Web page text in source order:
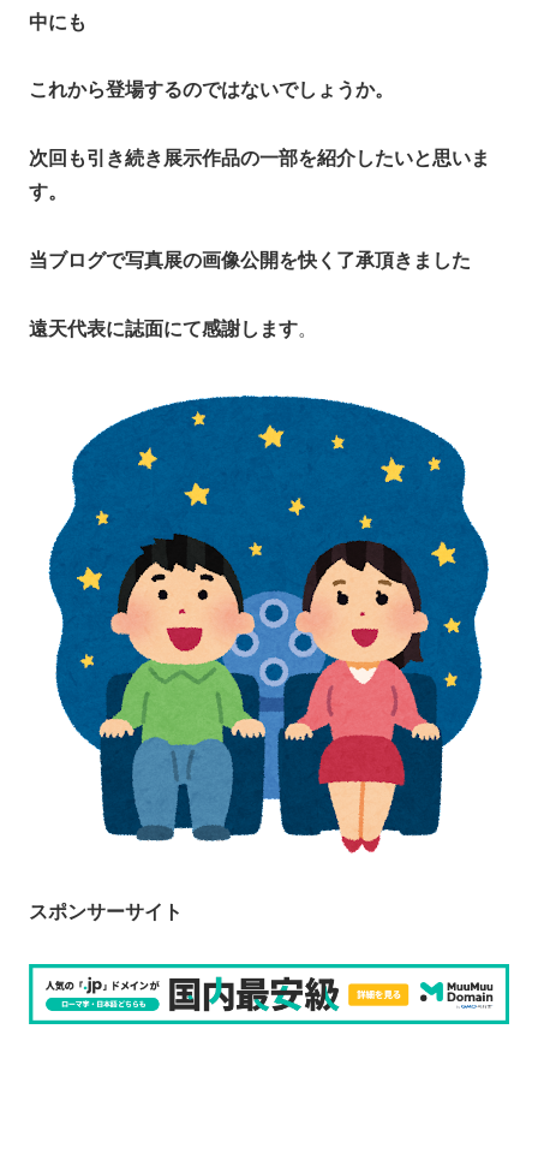
中にも
これから登場するのではないでしょうか。
次回も引き続き展示作品の一部を紹介したいと思いま
す。
当ブログで写真展の画像公開を快く了承頂きました
遠天代表に誌面にて感謝します。
スポンサーサイト